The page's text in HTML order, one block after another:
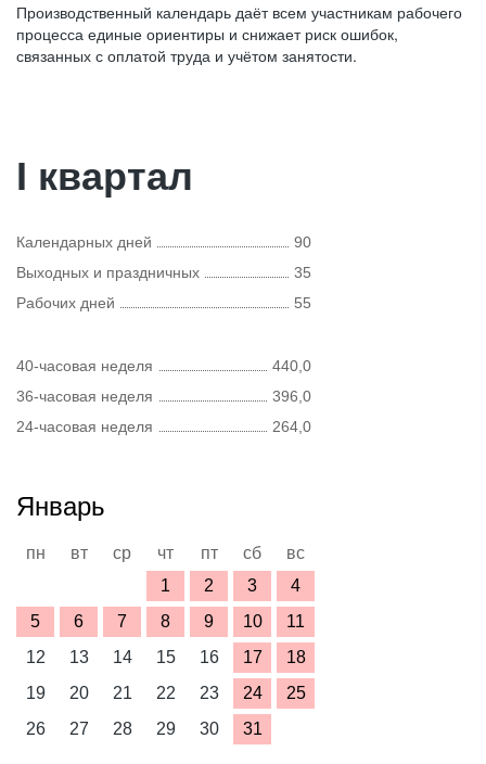
Производственный календарь даёт всем участникам рабочего
процесса единые ориентиры и снижает риск ошибок,
связанных с оплатой труда и учётом занятости.
I квартал
Календарных дней
90
Выходных и праздничных
35
Рабочих дней
55
40-часовая неделя
440,0
36-часовая неделя
396,0
24-часовая неделя
264,0
Январь
пн вт ср чт пт сб
вс
1
2 3
4
5
6 7 8 9 10
11
12
13 14 15 16 17
18
19
20 21 22 23 24
25
26
27 28 29 30 31